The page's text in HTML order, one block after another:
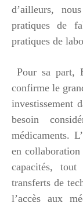
d’ailleurs,
pratiques de
pratiques de
Pour sa part,
confirme le
investissement
besoin
médicaments.
en collaboration
capacités,
transferts de
l’accès aux